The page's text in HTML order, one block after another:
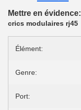
Mettre en évidence:
crics modulaires rj45
Élément:
Genre:
Port: